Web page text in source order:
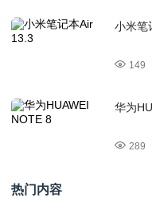
小米笔
149
华为
289
热门内容